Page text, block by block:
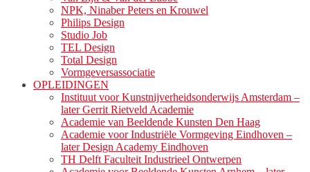
NPK, Ninaber Peters en Krouwel
Philips Design
Studio Job
TEL Design
Total Design
Vormgeversassociatie
OPLEIDINGEN
Instituut voor Kunstnijverheidsonderwijs Amsterdam –
later Gerrit Rietveld Academie
Academie van Beeldende Kunsten Den Haag
Academie voor Industriële Vormgeving Eindhoven –
later Design Academy Eindhoven
TH Delft Faculteit Industrieel Ontwerpen